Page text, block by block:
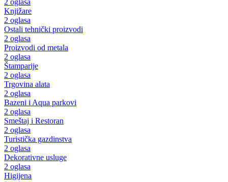
2 oglasa
Knjižare
2 oglasa
Ostali tehnički proizvodi
2 oglasa
Proizvodi od metala
2 oglasa
Štamparije
2 oglasa
Trgovina alata
2 oglasa
Bazeni i Aqua parkovi
2 oglasa
Smeštaj i Restoran
2 oglasa
Turistička gazdinstva
2 oglasa
Dekorativne usluge
2 oglasa
Higijena